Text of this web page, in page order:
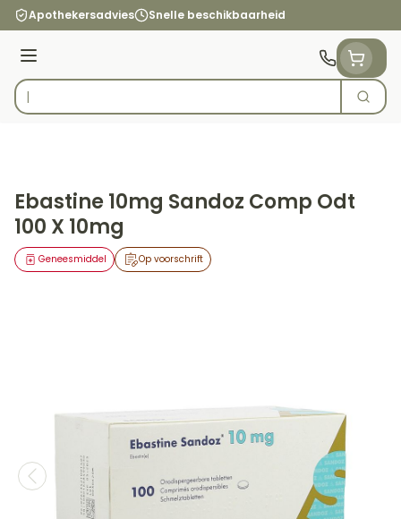
Ga naar de inhoud
Apothekersadvies Snelle beschikbaarheid
Menu
Product, merk, categorie...
Zoek
Ebastine 10mg Sandoz Comp Odt
100 X 10mg
Op voorschrift
Geneesmiddel